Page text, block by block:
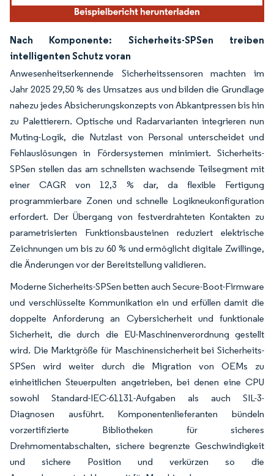
Nach Komponente: Sicherheits-SPSen treiben
intelligenten Schutz voran
Anwesenheitserkennende Sicherheitssensoren machten im
Jahr 2025 29,50 % des Umsatzes aus und bilden die Grundlage
nahezu jedes Absicherungskonzepts von Abkantpressen bis hin
zu Palettierern. Optische und Radarvarianten integrieren nun
Muting-Logik, die Nutzlast von Personal unterscheidet und
Fehlauslösungen in Fördersystemen minimiert. Sicherheits-
SPSen stellen das am schnellsten wachsende Teilsegment mit
einer CAGR von 12,3 % dar, da flexible Fertigung
programmierbare Zonen und schnelle Logikneukonfiguration
erfordert. Der Übergang von festverdrahteten Kontakten zu
parametrisierten Funktionsbausteinen reduziert elektrische
Zeichnungen um bis zu 60 % und ermöglicht digitale Zwillinge,
die Änderungen vor der Bereitstellung validieren.
Moderne Sicherheits-SPSen betten auch Secure-Boot-Firmware
und verschlüsselte Kommunikation ein und erfüllen damit die
doppelte Anforderung an Cybersicherheit und funktionale
Sicherheit, die durch die EU-Maschinenverordnung gestellt
wird. Die Marktgröße für Maschinensicherheit bei Sicherheits-
SPSen wird weiter durch die Migration von OEMs zu
einheitlichen Steuerpulten angetrieben, bei denen eine CPU
sowohl Standard-IEC-61131-Aufgaben als auch SIL-3-
Diagnosen ausführt. Komponentenlieferanten bündeln
vorzertifizierte Bibliotheken für sicheres
Drehmomentabschalten, sichere begrenzte Geschwindigkeit
und sichere Position und verkürzen so die